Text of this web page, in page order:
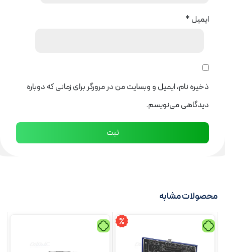
ایمیل *
ذخیره نام، ایمیل و وبسایت من در مرورگر برای زمانی که دوباره
دیدگاهی می‌نویسم.
محصولات مشابه